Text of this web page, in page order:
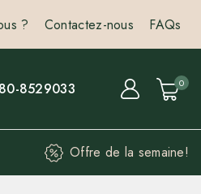
? Contactez-nous FAQs
8529033 0
Offre de la semaine!